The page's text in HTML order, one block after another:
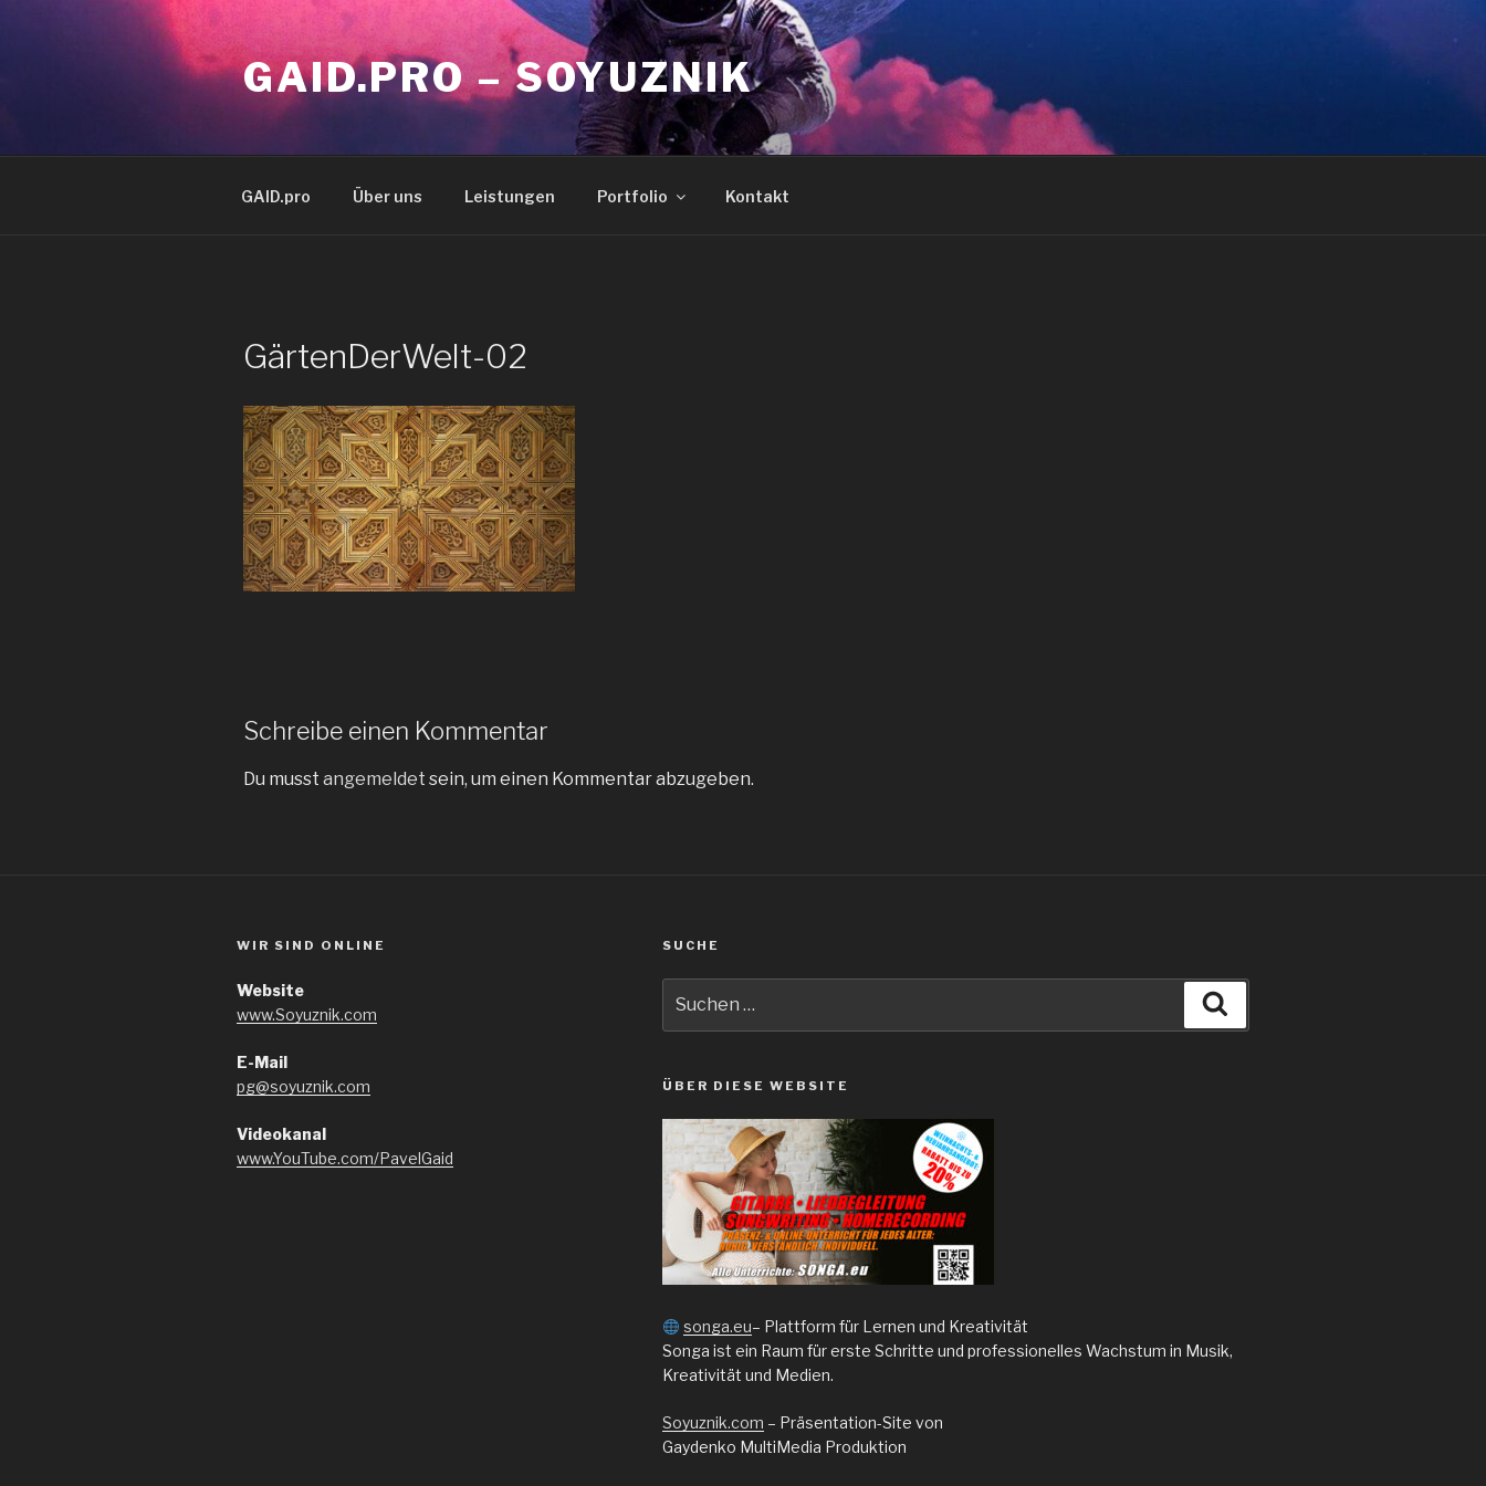
GAID.PRO – SOYUZNIK
GAID.pro Über uns Leistungen Portfolio Kontakt
GärtenDerWelt-02
Schreibe einen Kommentar
Du musst angemeldet sein, um einen Kommentar abzugeben.
WIR SIND ONLINE
Website
www.Soyuznik.com
E-Mail
pg@soyuznik.com
Videokanal
www.YouTube.com/PavelGaid
SUCHE
nach:
ÜBER DIESE WEBSITE
songa.eu– Plattform für Lernen und Kreativität
Songa ist ein Raum für erste Schritte und professionelles Wachstum in Musik,
Kreativität und Medien.
Soyuznik.com – Präsentation-Site von
Gaydenko MultiMedia Produktion